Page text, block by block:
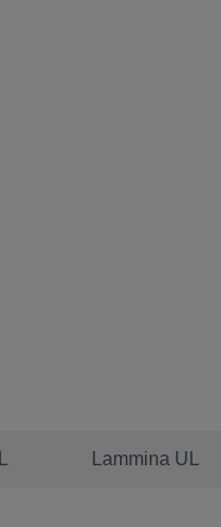
Lammina UL